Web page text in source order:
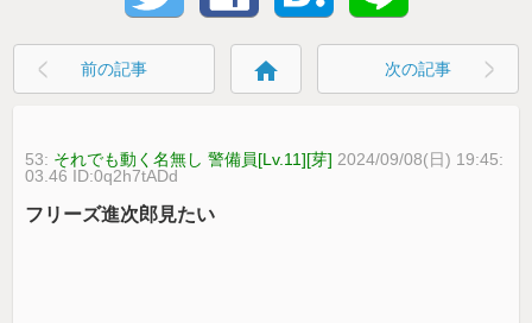
前の記事 home 次の記事
53: それでも動く名無し 警備員[Lv.11][芽] 2024/09/08(日) 19:45:
03.46 ID:0q2h7tADd
フリーズ進次郎見たい